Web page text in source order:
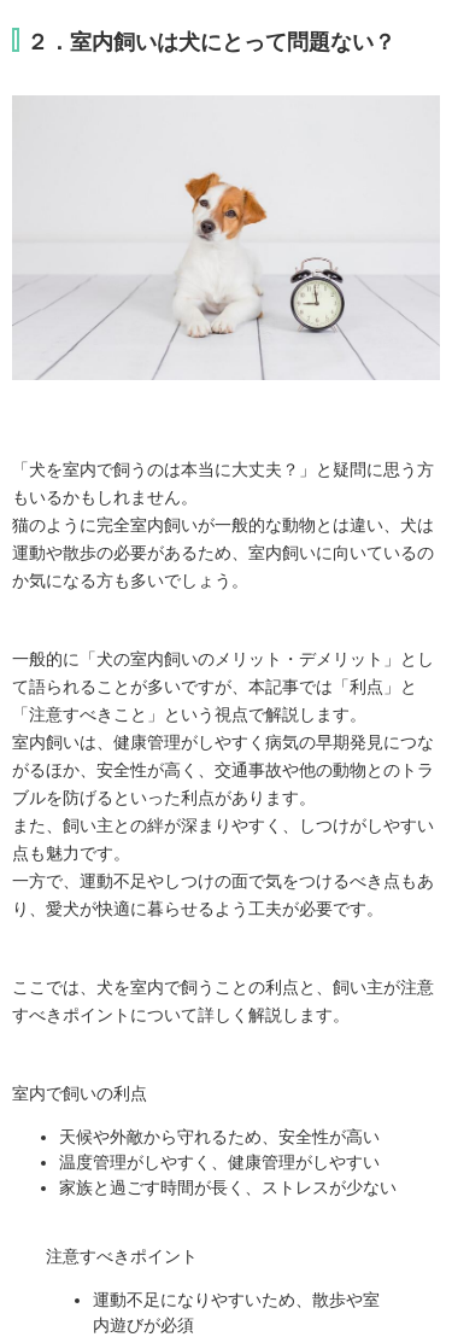
２．室内飼いは犬にとって問題ない？
「犬を室内で飼うのは本当に大丈夫？」と疑問に思う方
もいるかもしれません。
猫のように完全室内飼いが一般的な動物とは違い、犬は
運動や散歩の必要があるため、室内飼いに向いているの
か気になる方も多いでしょう。
一般的に「犬の室内飼いのメリット・デメリット」とし
て語られることが多いですが、本記事では「利点」と
「注意すべきこと」という視点で解説します。
室内飼いは、健康管理がしやすく病気の早期発見につな
がるほか、安全性が高く、交通事故や他の動物とのトラ
ブルを防げるといった利点があります。
また、飼い主との絆が深まりやすく、しつけがしやすい
点も魅力です。
一方で、運動不足やしつけの面で気をつけるべき点もあ
り、愛犬が快適に暮らせるよう工夫が必要です。
ここでは、犬を室内で飼うことの利点と、飼い主が注意
すべきポイントについて詳しく解説します。
室内で飼いの利点
天候や外敵から守れるため、安全性が高い
温度管理がしやすく、健康管理がしやすい
家族と過ごす時間が長く、ストレスが少ない
注意すべきポイント
運動不足になりやすいため、散歩や室
内遊びが必須